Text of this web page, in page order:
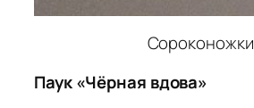
Сороконожки
Паук «Чёрная вдова»